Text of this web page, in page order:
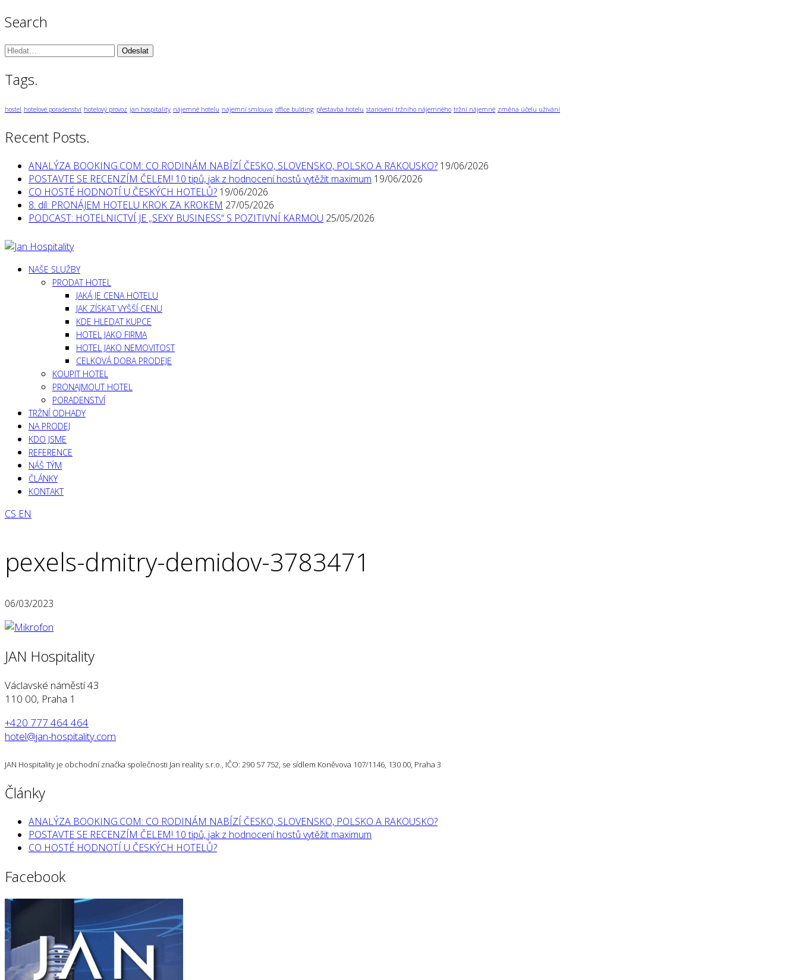
Search
Vyhledávání:
Tags.
hostel hotelové poradenství hotelový provoz jan hospitality nájemné hotelu nájemní smlouva office bulding přestavba hotelu stanovení tržního nájemného tržní nájemné změna účelu užívání
Recent Posts.
ANALÝZA BOOKING.COM: CO RODINÁM NABÍZÍ ČESKO, SLOVENSKO, POLSKO A RAKOUSKO? 19/06/2026
POSTAVTE SE RECENZÍM ČELEM! 10 tipů, jak z hodnocení hostů vytěžit maximum 19/06/2026
CO HOSTÉ HODNOTÍ U ČESKÝCH HOTELŮ? 19/06/2026
8. díl: PRONÁJEM HOTELU KROK ZA KROKEM 27/05/2026
PODCAST: HOTELNICTVÍ JE „SEXY BUSINESS“ S POZITIVNÍ KARMOU 25/05/2026
NAŠE SLUŽBY
PRODAT HOTEL
JAKÁ JE CENA HOTELU
JAK ZÍSKAT VYŠŠÍ CENU
KDE HLEDAT KUPCE
HOTEL JAKO FIRMA
HOTEL JAKO NEMOVITOST
CELKOVÁ DOBA PRODEJE
KOUPIT HOTEL
PRONAJMOUT HOTEL
PORADENSTVÍ
TRŽNÍ ODHADY
NA PRODEJ
KDO JSME
REFERENCE
NÁŠ TÝM
ČLÁNKY
KONTAKT
CS EN
pexels-dmitry-demidov-3783471
06/03/2023
JAN Hospitality
Václavské náměstí 43
110 00, Praha 1
+420 777 464 464
hotel@jan-hospitality.com
JAN Hospitality je obchodní značka společnosti Jan reality s.r.o., IČO: 290 57 752, se sídlem Koněvova 107/1146, 130 00, Praha 3
Články
ANALÝZA BOOKING.COM: CO RODINÁM NABÍZÍ ČESKO, SLOVENSKO, POLSKO A RAKOUSKO?
POSTAVTE SE RECENZÍM ČELEM! 10 tipů, jak z hodnocení hostů vytěžit maximum
CO HOSTÉ HODNOTÍ U ČESKÝCH HOTELŮ?
Facebook